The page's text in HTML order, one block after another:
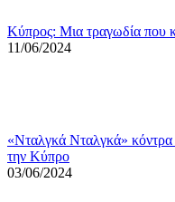
Κύπρος: Μια τραγωδία που
11/06/2024
«Νταλγκά Νταλγκά» κόντρα
την Κύπρο
03/06/2024